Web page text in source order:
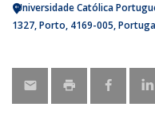
Universidade Católica
1327 Porto 4169-005